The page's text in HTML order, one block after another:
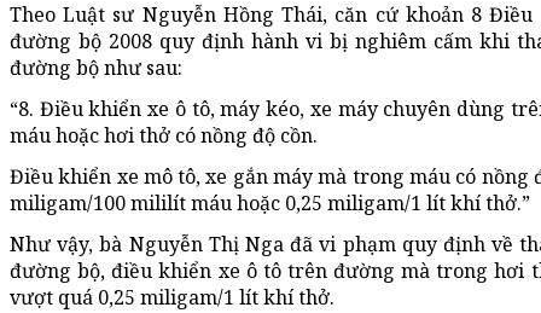
Theo Luật sư Nguyễn Hồng Thái, căn cứ khoản 8
đường bộ 2008 quy định hành vi bị nghiêm cấm khi
đường bộ như sau:
“8. Điều khiển xe ô tô, máy kéo, xe máy chuyên dùng
máu hoặc hơi thở có nồng độ cồn.
Điều khiển xe mô tô, xe gắn máy mà trong máu có nồng
miligam/100 mililít máu hoặc 0,25 miligam/1 lít khí thở.”
Như vậy, bà Nguyễn Thị Nga đã vi phạm quy định về
đường bộ, điều khiển xe ô tô trên đường mà trong hơi
vượt quá 0,25 miligam/1 lít khí thở.